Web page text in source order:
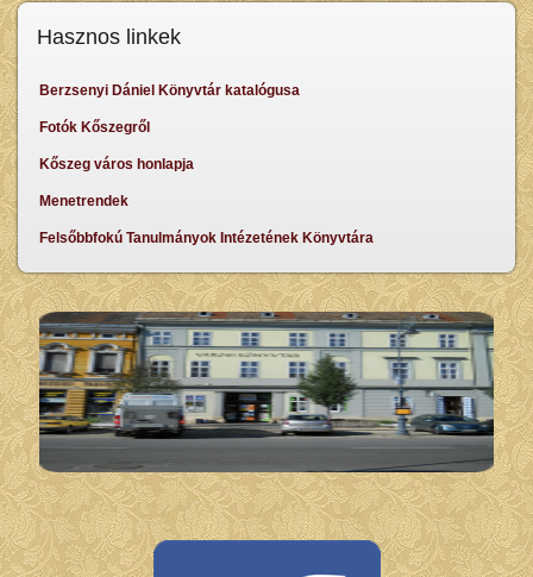
Hasznos linkek
Berzsenyi Dániel Könyvtár katalógusa
Fotók Kőszegről
Kőszeg város honlapja
Menetrendek
Felsőbbfokú Tanulmányok Intézetének Könyvtára